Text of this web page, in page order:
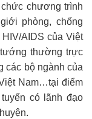
chương trình
phòng, chống
AIDS của Việt
thường trực
các bộ ngành của
Nam…tại điểm
có lãnh đạo